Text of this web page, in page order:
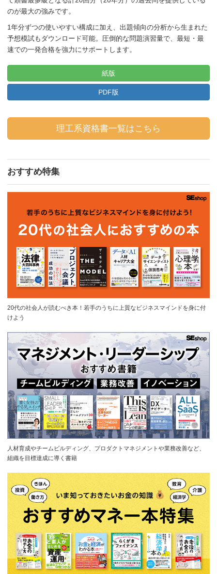
のが最大の強みです。
1年分ずつの使いやすい構成に加え、出題傾向の分析から生まれた
予想模試もダウンロード可能。圧倒的な問題演習量で、最短・最
速での一発合格を強力にサポートします。
紙版
PDF版
理工系資格書一覧はこちら
おすすめ特集
20代の社会人が読むべき本！若手のうちに上質なビジネスマインドを身に付
けよう
人材育成やチームビルディング、プロダクトマネジメントや業務改善など、
組織を目標達成に導く書籍